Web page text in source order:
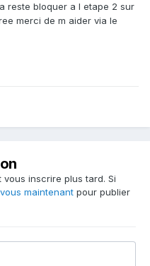
reste bloquer a l etape 2 sur
merci de m aider via le
inscrire plus tard. Si
maintenant pour publier